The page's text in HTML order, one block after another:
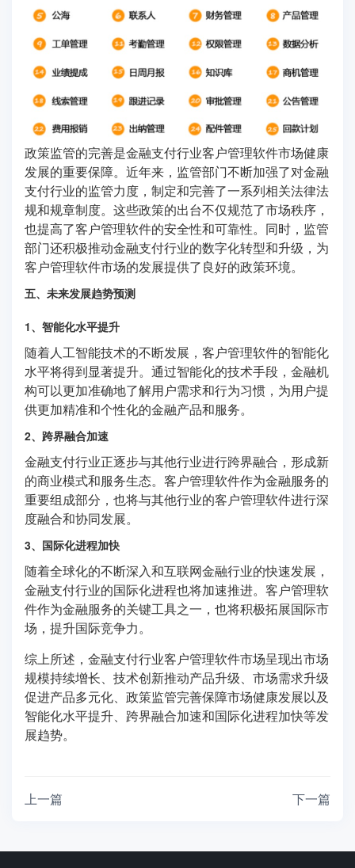
政策监管的完善是金融支付行业客户管理软件市场健康
发展的重要保障。近年来，监管部门不断加强了对金融
支付行业的监管力度，制定和完善了一系列相关法律法
规和规章制度。这些政策的出台不仅规范了市场秩序，
也提高了客户管理软件的安全性和可靠性。同时，监管
部门还积极推动金融支付行业的数字化转型和升级，为
客户管理软件市场的发展提供了良好的政策环境。
五、未来发展趋势预测
1、智能化水平提升
随着人工智能技术的不断发展，客户管理软件的智能化
水平将得到显著提升。通过智能化的技术手段，金融机
构可以更加准确地了解用户需求和行为习惯，为用户提
供更加精准和个性化的金融产品和服务。
2、跨界融合加速
金融支付行业正逐步与其他行业进行跨界融合，形成新
的商业模式和服务生态。客户管理软件作为金融服务的
重要组成部分，也将与其他行业的客户管理软件进行深
度融合和协同发展。
3、国际化进程加快
随着全球化的不断深入和互联网金融行业的快速发展，
金融支付行业的国际化进程也将加速推进。客户管理软
件作为金融服务的关键工具之一，也将积极拓展国际市
场，提升国际竞争力。
综上所述，金融支付行业客户管理软件市场呈现出市场
规模持续增长、技术创新推动产品升级、市场需求升级
促进产品多元化、政策监管完善保障市场健康发展以及
智能化水平提升、跨界融合加速和国际化进程加快等发
展趋势。
上一篇 下一篇